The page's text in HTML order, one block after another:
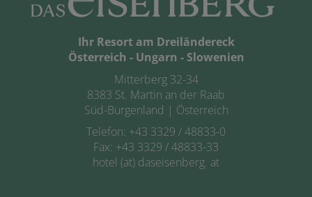
Ihr Resort am Dreiländereck
Österreich - Ungarn - Slowenien
Mitterberg 32-34
8383 St. Martin an der Raab
Süd-Burgenland | Österreich
Telefon: +43 3329 / 48833-0
Fax: +43 3329 / 48833-33
hotel (at) daseisenberg. at